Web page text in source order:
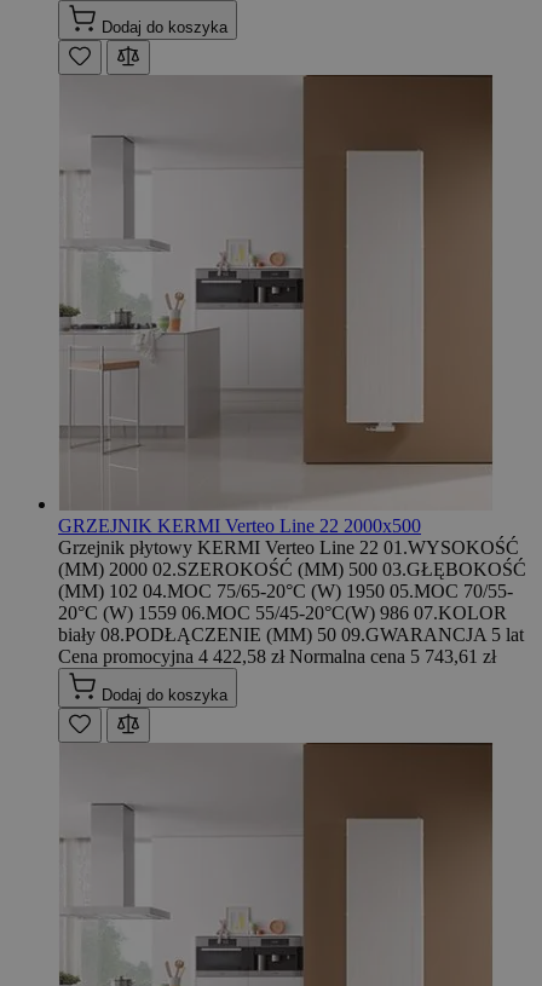
Dodaj do koszyka
GRZEJNIK KERMI Verteo Line 22 2000x500
Grzejnik płytowy KERMI Verteo Line 22 01.WYSOKOŚĆ
(MM) 2000 02.SZEROKOŚĆ (MM) 500 03.GŁĘBOKOŚĆ
(MM) 102 04.MOC 75/65-20°C (W) 1950 05.MOC 70/55-
20°C (W) 1559 06.MOC 55/45-20°C(W) 986 07.KOLOR
biały 08.PODŁĄCZENIE (MM) 50 09.GWARANCJA 5 lat
Cena promocyjna 4 422,58 zł Normalna cena 5 743,61 zł
Dodaj do koszyka